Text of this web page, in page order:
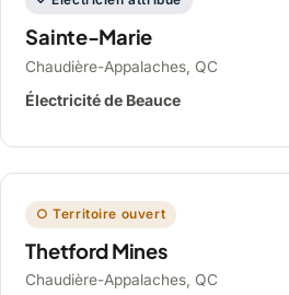
Sainte-Marie
Chaudière-Appalaches, QC
Électricité de Beauce
○ Territoire ouvert
Thetford Mines
Chaudière-Appalaches, QC